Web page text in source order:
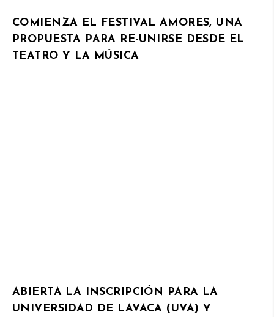
COMIENZA EL FESTIVAL AMORES, UNA
PROPUESTA PARA RE-UNIRSE DESDE EL
TEATRO Y LA MÚSICA
ABIERTA LA INSCRIPCIÓN PARA LA
UNIVERSIDAD DE LAVACA (UVA) Y